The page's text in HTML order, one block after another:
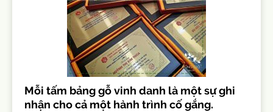
Mỗi tấm bảng gỗ vinh danh là một sự ghi
nhận cho cả một hành trình cố gắng.